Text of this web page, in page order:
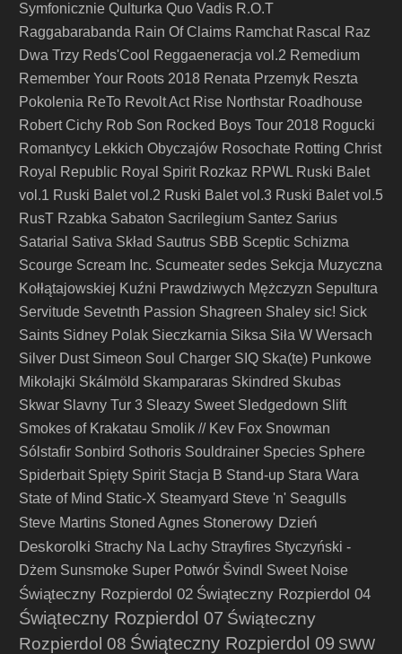
Symfonicznie Qulturka Quo Vadis R.O.T
Raggabarabanda Rain Of Claims Ramchat Rascal
Raz
Dwa Trzy Reds'Cool Reggaeneracja vol.2 Remedium
Remember Your Roots 2018 Renata Przemyk Reszta
Pokolenia ReTo Revolt Act Rise Northstar Roadhouse
Robert Cichy Rob Son Rocked Boys Tour 2018 Rogucki
Romantycy Lekkich Obyczajów Rosochate Rotting Christ
Royal Republic Royal Spirit Rozkaz RPWL Ruski Balet
vol.1 Ruski Balet vol.2 Ruski Balet vol.3 Ruski Balet vol.5
RusT Rzabka Sabaton Sacrilegium Santez Sarius
Satarial Sativa Skład Sautrus SBB Sceptic Schizma
Scourge Scream Inc. Scumeater sedes Sekcja Muzyczna
Kołłątajowskiej Kuźni Prawdziwych Mężczyzn Sepultura
Servitude Sevetnth Passion Shagreen Shaley sic! Sick
Saints Sidney Polak Sieczkarnia Siksa Siła W Wersach
Silver Dust Simeon Soul Charger SIQ Ska(te) Punkowe
Mikołajki Skálmöld Skampararas Skindred Skubas
Skwar Slavny Tur 3 Sleazy Sweet Sledgedown Slift
Smokes of Krakatau Smolik // Kev Fox Snowman
Sólstafir Sonbird Sothoris Souldrainer Species Sphere
Spiderbait Spięty Spirit Stacja B Stand-up Stara Wara
State of Mind Static-X Steamyard Steve 'n' Seagulls
Steve Martins Stoned Agnes Stonerowy Dzień
Deskorolki Strachy Na Lachy Strayfires Styczyński -
Dżem Sunsmoke Super Potwór Švindl Sweet Noise
Świąteczny Rozpierdol 02 Świąteczny Rozpierdol 04
Świąteczny Rozpierdol 07 Świąteczny
Rozpierdol 08 Świąteczny Rozpierdol 09 SWW